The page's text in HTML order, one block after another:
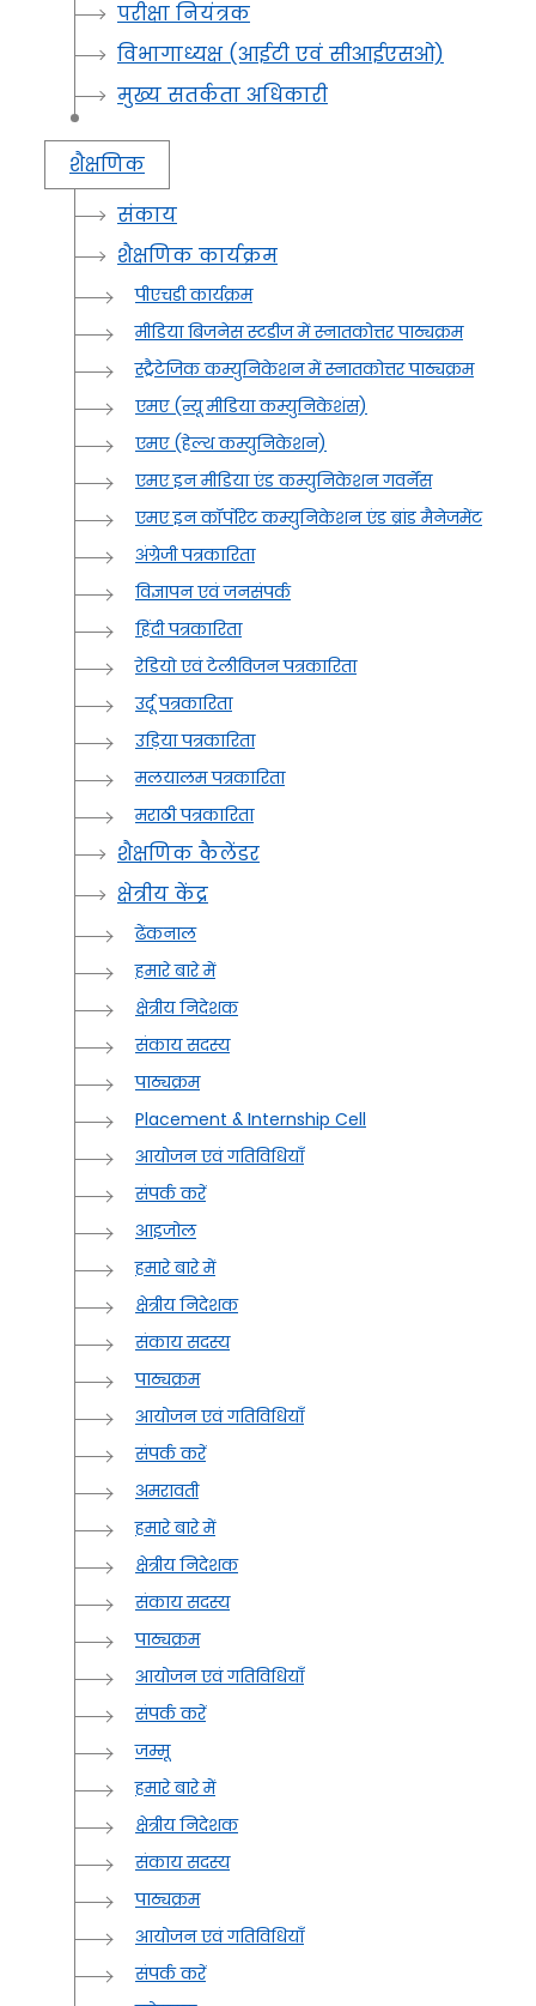
परीक्षा नियंत्रक
विभागाध्यक्ष (आईटी एवं सीआईएसओ)
मुख्य सतर्कता अधिकारी
शैक्षणिक
संकाय
शैक्षणिक कार्यक्रम
पीएचडी कार्यक्रम
मीडिया बिजनेस स्टडीज में स्नातकोत्तर पाठ्यक्रम
स्ट्रैटेजिक कम्युनिकेशन में स्नातकोत्तर पाठ्यक्रम
एमए (न्यू मीडिया कम्युनिकेशंस)
एमए (हेल्थ कम्युनिकेशन)
एमए इन मीडिया एंड कम्युनिकेशन गवर्नेंस
एमए इन कॉर्पोरेट कम्युनिकेशन एंड ब्रांड मैनेजमेंट
अंग्रेजी पत्रकारिता
विज्ञापन एवं जनसंपर्क
हिंदी पत्रकारिता
रेडियो एवं टेलीविजन पत्रकारिता
उर्दू पत्रकारिता
उड़िया पत्रकारिता
मलयालम पत्रकारिता
मराठी पत्रकारिता
शैक्षणिक कैलेंडर
क्षेत्रीय केंद्र
ढेंकनाल
हमारे बारे में
क्षेत्रीय निदेशक
संकाय सदस्य
पाठ्यक्रम
Placement & Internship Cell
आयोजन एवं गतिविधियाँ
संपर्क करें
आइजोल
हमारे बारे में
क्षेत्रीय निदेशक
संकाय सदस्य
पाठ्यक्रम
आयोजन एवं गतिविधियाँ
संपर्क करें
अमरावती
हमारे बारे में
क्षेत्रीय निदेशक
संकाय सदस्य
पाठ्यक्रम
आयोजन एवं गतिविधियाँ
संपर्क करें
जम्मू
हमारे बारे में
क्षेत्रीय निदेशक
संकाय सदस्य
पाठ्यक्रम
आयोजन एवं गतिविधियाँ
संपर्क करें